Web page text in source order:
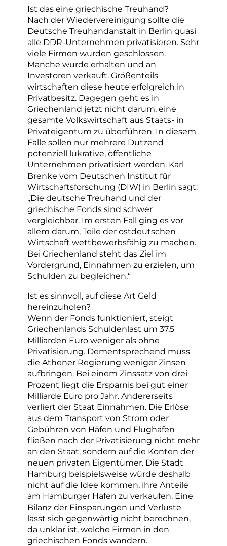
Ist das eine griechische Treuhand?
Nach der Wiedervereinigung sollte die
Deutsche Treuhandanstalt in Berlin quasi
alle DDR-Unternehmen privatisieren. Sehr
viele Firmen wurden geschlossen.
Manche wurde erhalten und an
Investoren verkauft. Größenteils
wirtschaften diese heute erfolgreich in
Privatbesitz. Dagegen geht es in
Griechenland jetzt nicht darum, eine
gesamte Volkswirtschaft aus Staats- in
Privateigentum zu überführen. In diesem
Falle sollen nur mehrere Dutzend
potenziell lukrative, öffentliche
Unternehmen privatisiert werden. Karl
Brenke vom Deutschen Institut für
Wirtschaftsforschung (DIW) in Berlin sagt:
„Die deutsche Treuhand und der
griechische Fonds sind schwer
vergleichbar. Im ersten Fall ging es vor
allem darum, Teile der ostdeutschen
Wirtschaft wettbewerbsfähig zu machen.
Bei Griechenland steht das Ziel im
Vordergrund, Einnahmen zu erzielen, um
Schulden zu begleichen.“
Ist es sinnvoll, auf diese Art Geld
hereinzuholen?
Wenn der Fonds funktioniert, steigt
Griechenlands Schuldenlast um 37,5
Milliarden Euro weniger als ohne
Privatisierung. Dementsprechend muss
die Athener Regierung weniger Zinsen
aufbringen. Bei einem Zinssatz von drei
Prozent liegt die Ersparnis bei gut einer
Milliarde Euro pro Jahr. Andererseits
verliert der Staat Einnahmen. Die Erlöse
aus dem Transport von Strom oder
Gebühren von Häfen und Flughäfen
fließen nach der Privatisierung nicht mehr
an den Staat, sondern auf die Konten der
neuen privaten Eigentümer. Die Stadt
Hamburg beispielsweise würde deshalb
nicht auf die Idee kommen, ihre Anteile
am Hamburger Hafen zu verkaufen. Eine
Bilanz der Einsparungen und Verluste
lässt sich gegenwärtig nicht berechnen,
da unklar ist, welche Firmen in den
griechischen Fonds wandern.